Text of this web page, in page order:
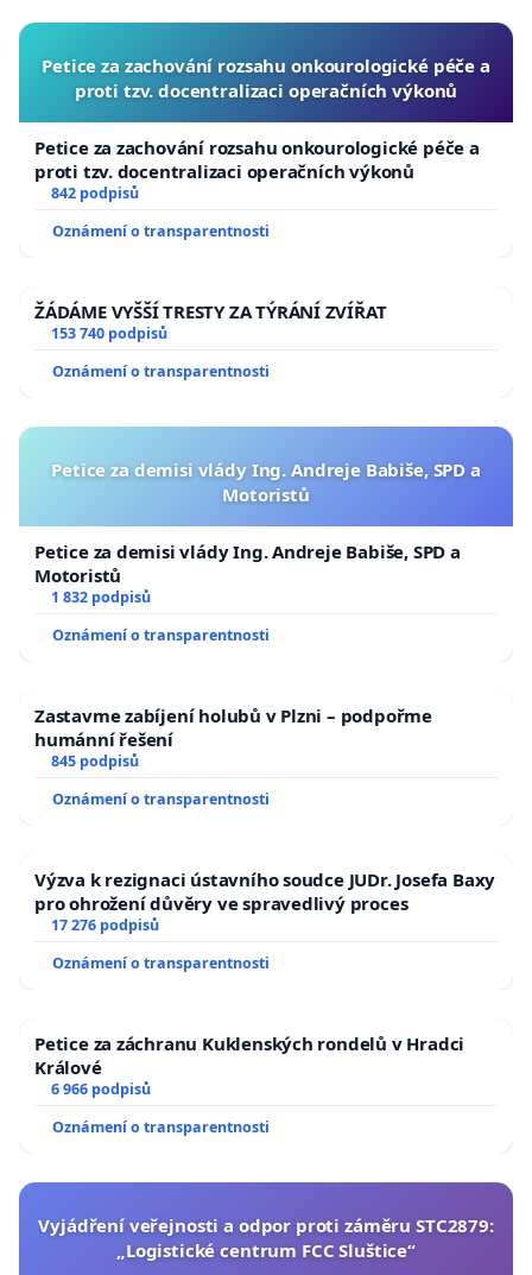
Petice za zachování rozsahu onkourologické péče a
proti tzv. docentralizaci operačních výkonů
Petice za zachování rozsahu onkourologické péče a
proti tzv. docentralizaci operačních výkonů
842 podpisů
Oznámení o transparentnosti
ŽÁDÁME VYŠŠÍ TRESTY ZA TÝRÁNÍ ZVÍŘAT
153 740 podpisů
Oznámení o transparentnosti
Petice za demisi vlády Ing. Andreje Babiše, SPD a
Motoristů
Petice za demisi vlády Ing. Andreje Babiše, SPD a
Motoristů
1 832 podpisů
Oznámení o transparentnosti
Zastavme zabíjení holubů v Plzni – podpořme
humánní řešení
845 podpisů
Oznámení o transparentnosti
Výzva k rezignaci ústavního soudce JUDr. Josefa Baxy
pro ohrožení důvěry ve spravedlivý proces
17 276 podpisů
Oznámení o transparentnosti
Petice za záchranu Kuklenských rondelů v Hradci
Králové
6 966 podpisů
Oznámení o transparentnosti
Vyjádření veřejnosti a odpor proti záměru STC2879:
„Logistické centrum FCC Sluštice“